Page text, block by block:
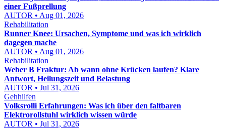
einer Fußprellung
AUTOR • Aug 01, 2026
Rehabilitation
Runner Knee: Ursachen, Symptome und was ich wirklich
dagegen mache
AUTOR • Aug 01, 2026
Rehabilitation
Weber B Fraktur: Ab wann ohne Krücken laufen? Klare
Antwort, Heilungszeit und Belastung
AUTOR • Jul 31, 2026
Gehhilfen
Volksrolli Erfahrungen: Was ich über den faltbaren
Elektrorollstuhl wirklich wissen würde
AUTOR • Jul 31, 2026